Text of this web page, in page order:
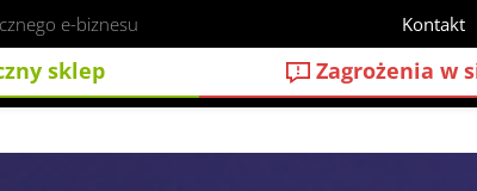
e-biznesu Kontakt
sklep Zagrożenia w
dlaczego warto i na co zwrócić uwagę?